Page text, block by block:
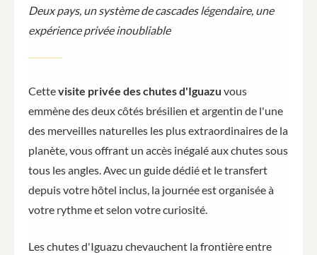
Deux pays, un système de cascades légendaire, une
expérience privée inoubliable
Cettevisite privée des chutes d'Iguazu vous
emmène des deux côtés brésilien et argentin de l'une
des merveilles naturelles les plus extraordinaires de la
planète, vous offrant un accès inégalé aux chutes sous
tous les angles. Avec un guide dédié et le transfert
depuis votre hôtel inclus, la journée est organisée à
votre rythme et selon votre curiosité.
Les chutes d'Iguazu chevauchent la frontière entre